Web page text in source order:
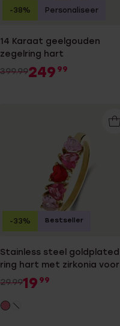
14 Karaat geelgouden
zegelring hart
399.99249 99
-38% Personaliseer
Stainless steel goldplated
ring hart met zirkonia voor
dames
29.9919 99
-33% Bestseller